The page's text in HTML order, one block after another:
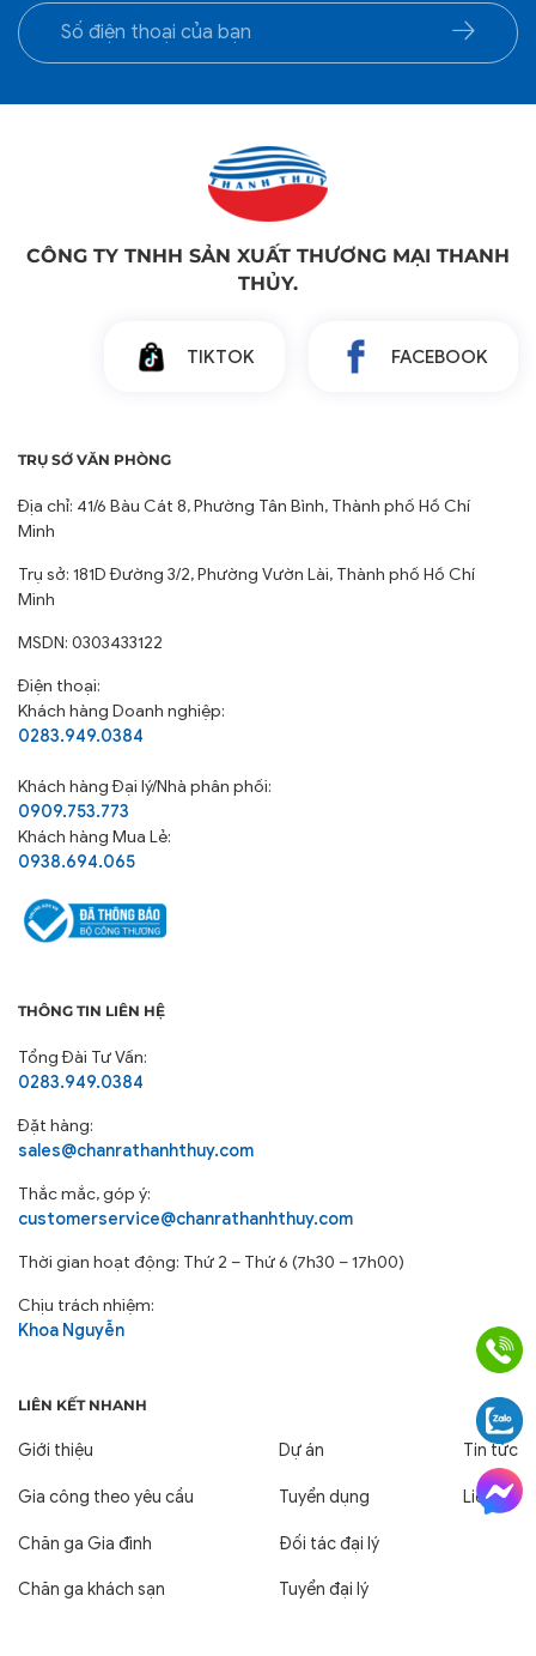
CÔNG TY TNHH SẢN XUẤT THƯƠNG MẠI THANH
THỦY.
TIKTOK FACEBOOK
TRỤ SỞ VĂN PHÒNG
Địa chỉ: 41/6 Bàu Cát 8, Phường Tân Bình, Thành phố Hồ Chí
Minh
Trụ sở: 181D Đường 3/2, Phường Vườn Lài, Thành phố Hồ Chí
Minh
MSDN: 0303433122
Điện thoại:
Khách hàng Doanh nghiệp:
0283.949.0384
Khách hàngĐại lý/Nhà phân phối:
0909.753.773
Khách hàng Mua Lẻ:
0938.694.065
THÔNG TIN LIÊN HỆ
Tổng Đài Tư Vấn:
0283.949.0384
Đặt hàng:
sales@chanrathanhthuy.com
Thắc mắc, góp ý:
customerservice@chanrathanhthuy.com
Thời gian hoạt động: Thứ 2 – Thứ 6 (7h30 – 17h00)
Chịu trách nhiệm:
Khoa Nguyễn
LIÊN KẾT NHANH
Giới thiệu
Gia công theo yêu cầu
Chăn ga Gia đình
Chăn ga khách sạn
Dự án
Tuyển dụng
Đối tác đại lý
Tuyển đại lý
Tin tức
Liên hệ